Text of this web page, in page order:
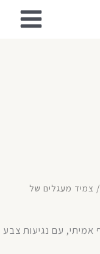
/ צמיד מעגלים של
אמיתי, עם נגיעות צבע